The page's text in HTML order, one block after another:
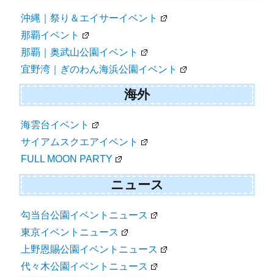
沖縄｜祭り＆エイサーイベント
那覇イベント
那覇｜奥武山公園イベント
宜野湾｜ぎのわん海浜公園イベント
海外
海雲台イベント
サイアムスクエアイベント
FULL MOON PARTY
ニュース
勾当台公園イベントニュース
東京イベントニュース
上野恩賜公園イベントニュース
代々木公園イベントニュース